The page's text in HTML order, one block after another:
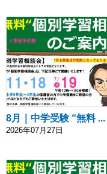
8月｜中学受験 “無料 ...
2026年07月27日